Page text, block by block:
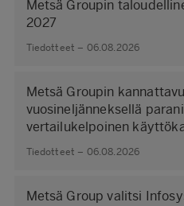
Metsä Groupin
2027
Tiedotteet – 06.08.2026
Metsä Groupin
vuosineljänneksellä
vertailukelpoinen
Tiedotteet – 06.08.2026
Metsä Group valitsi